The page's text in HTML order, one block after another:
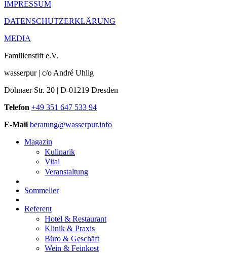
IMPRESSUM
DATENSCHUTZERKLÄRUNG
MEDIA
Familienstift e.V.
wasserpur | c/o André Uhlig
Dohnaer Str. 20 | D-01219 Dresden
Telefon +49 351 647 533 94
E-Mail beratung@wasserpur.info
Magazin
Kulinarik
Vital
Veranstaltung
Sommelier
Referent
Hotel & Restaurant
Klinik & Praxis
Büro & Geschäft
Wein & Feinkost